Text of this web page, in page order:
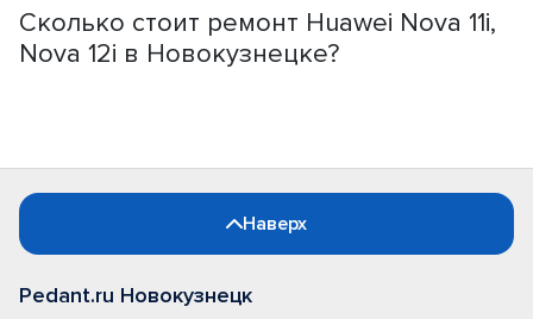
Сколько стоит ремонт Huawei Nova 11i,
Nova 12i в Новокузнецке?
Наверх
Pedant.ru Новокузнецк